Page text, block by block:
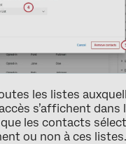
les listes
s’affichent dans
les contacts
ou non à ces listes.